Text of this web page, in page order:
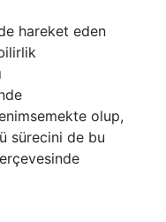
hareket eden
olup,
sürecini de bu